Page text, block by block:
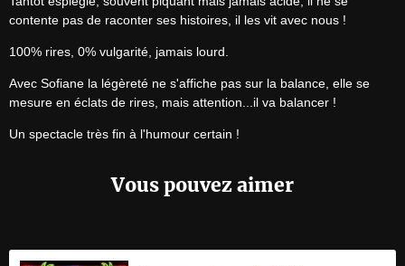
contente pas de raconter ses histoires, il les vit avec nous !
100% rires, 0% vulgarité, jamais lourd.
Avec Sofiane la légèreté ne s'affiche pas sur la balance, elle se
mesure en éclats de rires, mais attention...il va balancer !
Un spectacle très fin à l'humour certain !
Vous pouvez aimer